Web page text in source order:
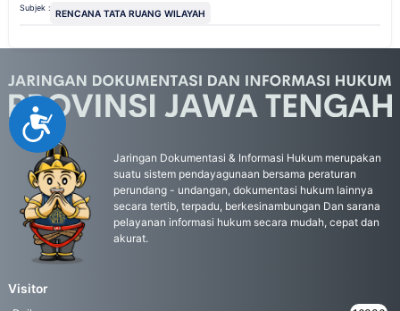
Accessibility
Subjek : RENCANA TATA RUANG WILAYAH
Jaringan Dokumentasi & Informasi Hukum merupakan
suatu sistem pendayagunaan bersama peraturan
perundang - undangan, dokumentasi hukum lainnya
secara tertib, terpadu, berkesinambungan Dan sarana
pelayanan informasi hukum secara mudah, cepat dan
akurat.
Visitor